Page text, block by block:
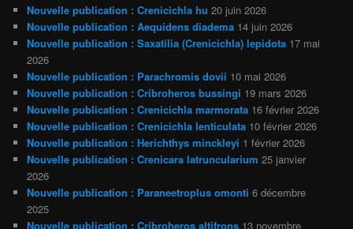
Nouvelle publication : Crenicichla hu 20 juin 2026
Nouvelle publication : Aequidens diadema 14 juin 2026
Nouvelle publication : Saxatilia (Crenicichla) lepidota 17 mai
2026
Nouvelle publication : Parachromis dovii 10 mai 2026
Nouvelle publication : Cribroheros bussingi 19 mars 2026
Nouvelle publication : Crenicichla marmorata 16 février 2026
Nouvelle publication : Crenicichla lenticulata 10 février 2026
Nouvelle publication : Herichthys minckleyi 1 février 2026
Nouvelle publication : Crenicara latruncularium 25 janvier
2026
Nouvelle publication : Paraneetroplus omonti 6 décembre
2025
Nouvelle publication : Cribroheros altifrons 13 novembre